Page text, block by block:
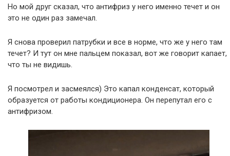
Но мой друг сказал, что антифриз у него именно течет и он
это не один раз замечал.
Я снова проверил патрубки и все в норме, что же у него там
течет? И тут он мне пальцем показал, вот же говорит капает,
что ты не видишь.
Я посмотрел и засмеялся) Это капал конденсат, который
образуется от работы кондиционера. Он перепутал его с
антифризом.